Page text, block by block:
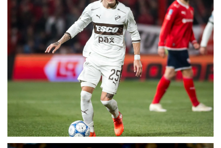
Independiente cayó de local con Platense,
que tuvo el reestreno de Martín Palermo